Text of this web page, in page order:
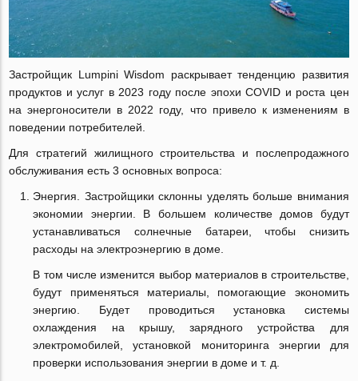
Застройщик Lumpini Wisdom раскрывает тенденцию развития
продуктов и услуг в 2023 году после эпохи COVID и роста цен
на энергоносители в 2022 году, что привело к изменениям в
поведении потребителей.
Для стратегий жилищного строительства и послепродажного
обслуживания есть 3 основных вопроса:
Энергия. Застройщики склонны уделять больше внимания
экономии энергии. В большем количестве домов будут
устанавливаться солнечные батареи, чтобы снизить
расходы на электроэнергию в доме.
В том числе изменится выбор материалов в строительстве,
будут применяться материалы, помогающие экономить
энергию. Будет проводиться установка системы
охлаждения на крышу, зарядного устройства для
электромобилей, установкой мониторинга энергии для
проверки использования энергии в доме и т. д.